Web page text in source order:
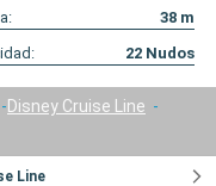
38 m
22 Nudos
Disney Cruise Line
Line